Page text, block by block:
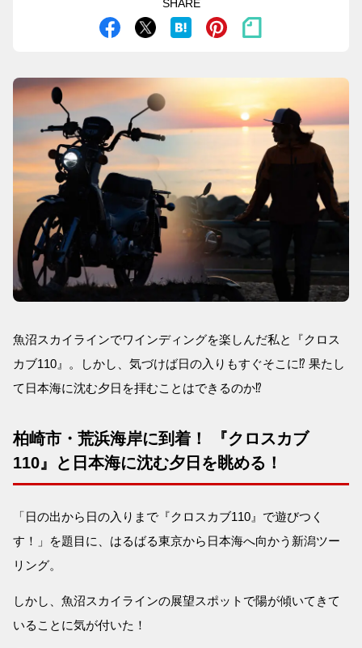
SHARE
魚沼スカイラインでワインディングを楽しんだ私と『クロス
カブ110』。しかし、気づけば日の入りもすぐそこに⁉ 果たし
て日本海に沈む夕日を拝むことはできるのか⁉
柏崎市・荒浜海岸に到着！ 『クロスカブ
110』と日本海に沈む夕日を眺める！
「日の出から日の入りまで『クロスカブ110』で遊びつく
す！」を題目に、はるばる東京から日本海へ向かう新潟ツー
リング。
しかし、魚沼スカイラインの展望スポットで陽が傾いてきて
いることに気が付いた！